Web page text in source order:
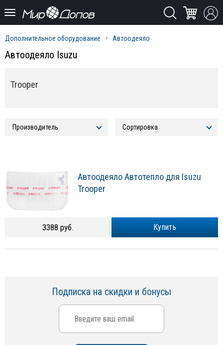
Дополнительное оборудование Автоодеяло
Автоодеяло Isuzu
Trooper
Автоодеяло Автотепло для Isuzu
Trooper
Купить
3388 руб.
Подписка на скидки и бонусы